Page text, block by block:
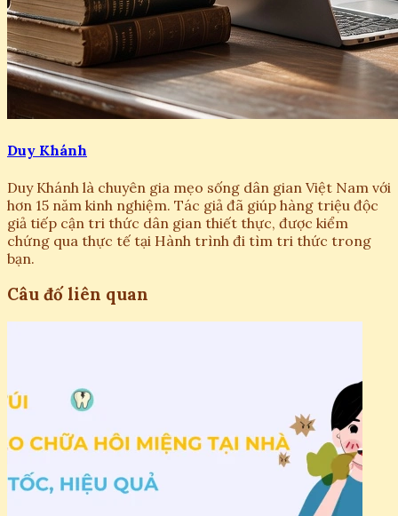
Duy Khánh
Duy Khánh là chuyên gia mẹo sống dân gian Việt Nam với
hơn 15 năm kinh nghiệm. Tác giả đã giúp hàng triệu độc
giả tiếp cận tri thức dân gian thiết thực, được kiểm
chứng qua thực tế tại Hành trình đi tìm tri thức trong
bạn.
Câu đố liên quan